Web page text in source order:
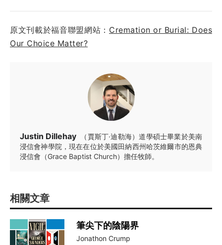
原文刊載於福音聯盟網站： Cremation or Burial: Does
Our Choice Matter?
Justin Dillehay
（賈斯丁·迪勒海）道學碩士畢業於美南
浸信會神學院，現在在位於美國田納西州哈茨維爾市的恩典
浸信會（Grace Baptist Church）擔任牧師。
相關文章
筆尖下的陰陽界
Jonathon Crump